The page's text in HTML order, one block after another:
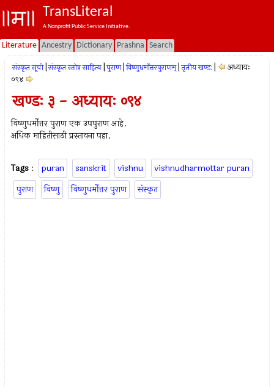
TransLiteral
A Nonprofit Public Service Initiative.
Literature Ancestry Dictionary Prashna Search
संस्कृत सूची संस्कृत स्तोत्र साहित्य पुराण विष्णुधर्मोत्तरपुराणम् तृतीय खण्डः
अध्यायः
०९४
खण्डः ३ - अध्यायः ०९४
विष्णुधर्मोत्तर पुराण एक उपपुराण आहे.
अधिक माहितीसाठी प्रस्तावना पहा.
Tags : puran sanskrit vishnu
vishnudharmottar puran
पुराण
विष्णु विष्णुधर्मोत्तर पुराण संस्कृत